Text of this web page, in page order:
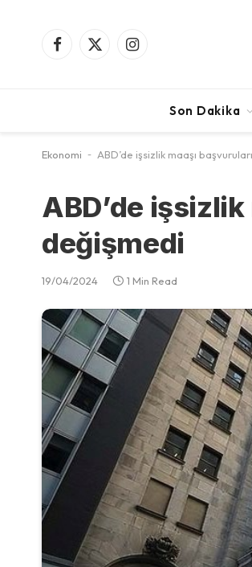
Facebook
X
Instagram
Son Dakika
Ekonomi - ABD’de işsizlik maaşı
ABD’de işsizlik
değişmedi
19/04/2024 1 Min Read